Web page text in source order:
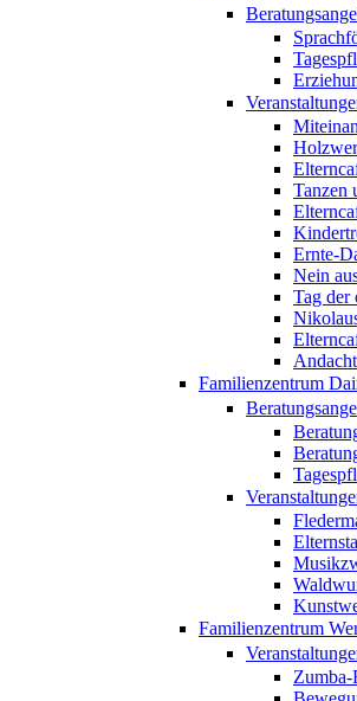
Tanzen
Ernte-
Nein
Tag der
Familienzentrum
Familienzentrum
Zumba-